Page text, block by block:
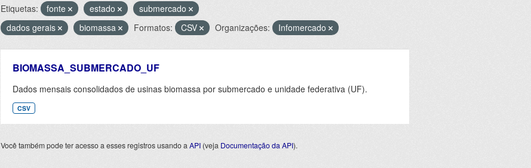
Etiquetas: fonte estado
submercado
dados gerais
biomassa Formatos: CSV Organizações: Infomercado
BIOMASSA_SUBMERCADO_UF
Dados mensais consolidados de usinas biomassa por submercado e unidade federativa (UF).
CSV
Você também pode ter acesso a esses registros usando a API (veja Documentação da API).